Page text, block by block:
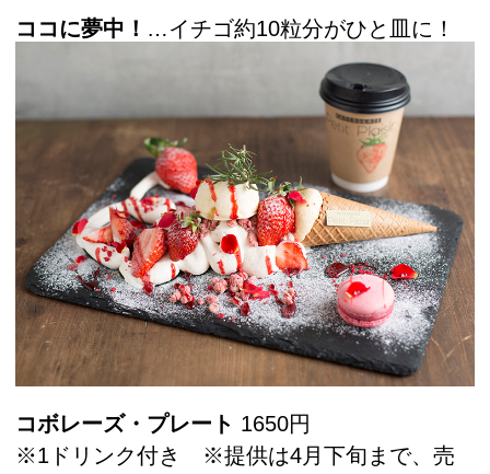
ココに夢中！ …イチゴ約10粒分がひと皿に！
コボレーズ・プレート 1650円
※1ドリンク付き ※提供は4月下旬まで、売